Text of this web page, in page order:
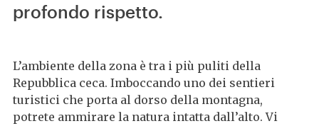
profondo rispetto.
L’ambiente della zona è tra i più puliti della
Repubblica ceca. Imboccando uno dei sentieri
turistici che porta al dorso della montagna,
potrete ammirare la natura intatta dall’alto. Vi